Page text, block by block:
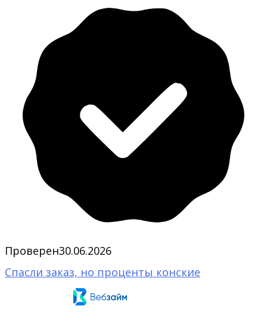
Проверен30.06.2026
Спасли заказ, но проценты конские